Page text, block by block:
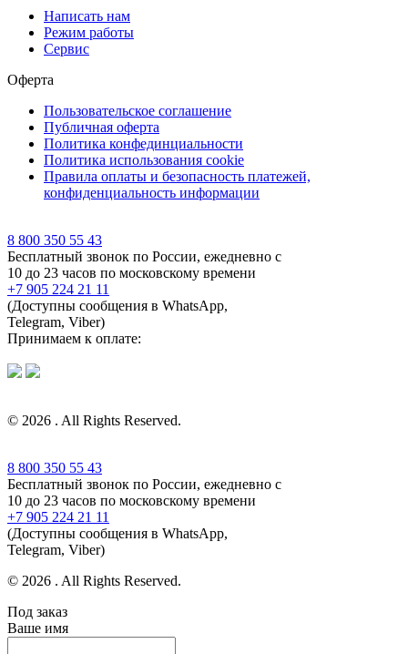
Написать нам
Режим работы
Сервис
Оферта
Пользовательское соглашение
Публичная оферта
Политика конфединциальности
Политика использования cookie
Правила оплаты и безопасность платежей,
конфиденциальность информации
8 800 350 55 43
Бесплатный звонок по России, ежедневно с
10 до 23 часов по московскому времени
+7 905 224 21 11
(Доступны сообщения в WhatsApp,
Telegram, Viber)
Принимаем к оплате:
© 2026 . All Rights Reserved.
8 800 350 55 43
Бесплатный звонок по России, ежедневно с
10 до 23 часов по московскому времени
+7 905 224 21 11
(Доступны сообщения в WhatsApp,
Telegram, Viber)
© 2026 . All Rights Reserved.
Под заказ
Ваше имя